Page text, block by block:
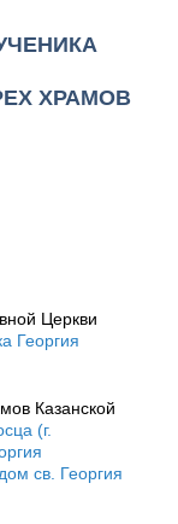
ХРАМОВ
Церкви
Георгия
Казанской
(г.
св. Георгия